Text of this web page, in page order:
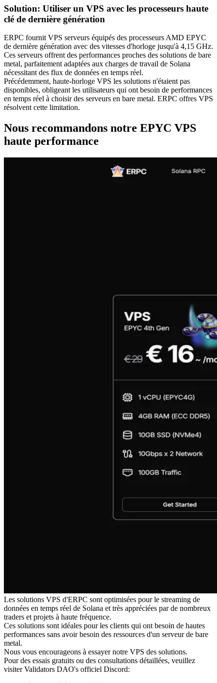
Solution: Utiliser un VPS avec les processeurs haute
clé de dernière génération
ERPC fournit VPS serveurs équipés des processeurs AMD EPYC
de dernière génération avec des vitesses d'horloge jusqu'à 4,15 GHz.
Ces serveurs offrent des performances proches des solutions de bare
metal, parfaitement adaptées aux charges de travail de Solana
nécessitant des flux de données en temps réel.
Précédemment, haute-horloge VPS les solutions n'étaient pas
disponibles, obligeant les utilisateurs qui ont besoin de performances
en temps réel à choisir des serveurs en bare metal. ERPC offres VPS
résolvent cette limitation.
Nous recommandons notre EPYC VPS
haute performance
Les solutions VPS d'ERPC sont optimisées pour le streaming de
données en temps réel de Solana et très appréciées par de nombreux
traders et projets à haute fréquence.
Ces solutions sont idéales pour les clients qui ont besoin de hautes
performances sans avoir besoin des ressources d'un serveur de bare
metal.
Nous vous encourageons à essayer notre VPS des solutions.
Pour des essais gratuits ou des consultations détaillées, veuillez
visiter Validators DAO's officiel Discord: